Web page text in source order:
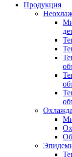
Продукция